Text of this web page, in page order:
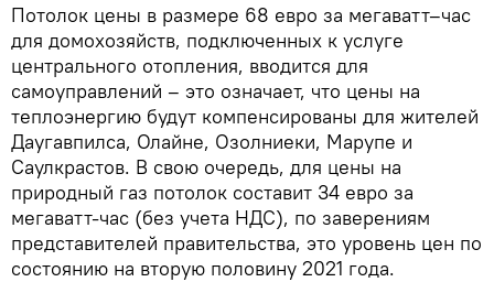
Потолок цены в размере 68 евро за мегаватт–час
для домохозяйств, подключенных к услуге
центрального отопления, вводится для
самоуправлений – это означает, что цены на
теплоэнергию будут компенсированы для жителей
Даугавпилса, Олайне, Озолниеки, Марупе и
Саулкрастов. В свою очередь, для цены на
природный газ потолок составит 34 евро за
мегаватт-час (без учета НДС), по заверениям
представителей правительства, это уровень цен по
состоянию на вторую половину 2021 года.